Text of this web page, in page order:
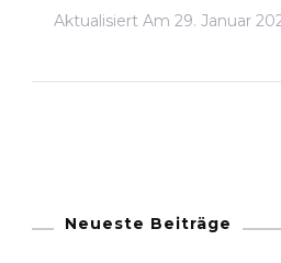
Aktualisiert Am 29. Januar
Neueste Beiträge